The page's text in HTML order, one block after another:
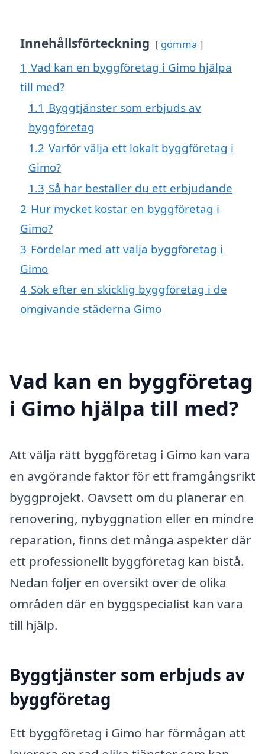
Innehållsförteckning gömma
1 Vad kan en byggföretag i Gimo hjälpa
till med?
1.1 Byggtjänster som erbjuds av
byggföretag
1.2 Varför välja ett lokalt byggföretag i
Gimo?
1.3 Så här beställer du ett erbjudande
2 Hur mycket kostar en byggföretag i
Gimo?
3 Fördelar med att välja byggföretag i
Gimo
4 Sök efter en skicklig byggföretag i de
omgivande städerna Gimo
Vad kan en byggföretag
i Gimo hjälpa till med?
Att välja rätt byggföretag i Gimo kan vara
en avgörande faktor för ett framgångsrikt
byggprojekt. Oavsett om du planerar en
renovering, nybyggnation eller en mindre
reparation, finns det många aspekter där
ett professionellt byggföretag kan bistå.
Nedan följer en översikt över de olika
områden där en byggspecialist kan vara
till hjälp.
Byggtjänster som erbjuds av
byggföretag
Ett byggföretag i Gimo har förmågan att